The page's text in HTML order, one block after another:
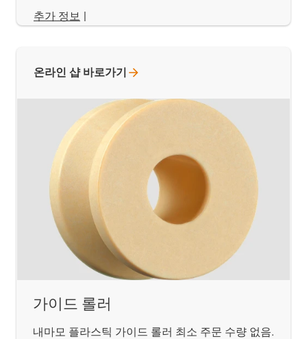
추가 정보 |
가이드 롤러
내마모 플라스틱 가이드 롤러 최소 주문 수량 없음.
온라인 샵 바로가기